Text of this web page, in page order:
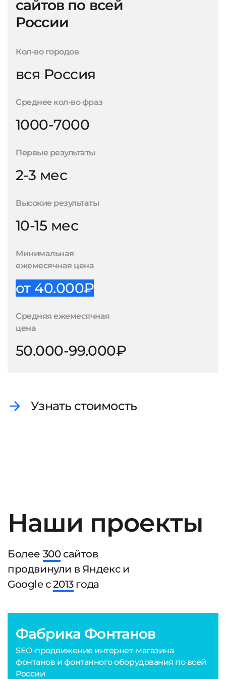
сайтов по всей
России
Кол-во городов
вся Россия
Среднее кол-во фраз
1000-7000
Первые результаты
2-3 мес
Высокие результаты
10-15 мес
Минимальная
ежемесячная цена
от 40.000₽
Средняя ежемесячная
цена
50.000-99.000₽
Узнать стоимость
Наши проекты
Более 300сайтов
продвинули в Яндекс и
Google с2013года
Фабрика Фонтанов
SEO-продвижение интернет-магазина
фонтанов и фонтанного оборудования по всей
России